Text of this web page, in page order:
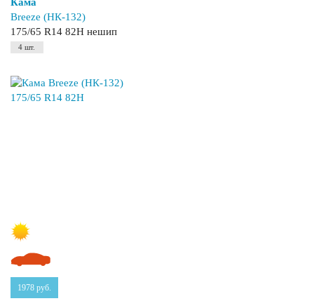
Breeze (НК-132)
175/65 R14 82H нешип
4 шт.
1978 руб.